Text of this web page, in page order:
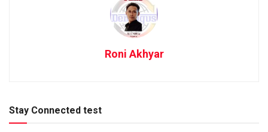
Roni Akhyar
Stay Connected test